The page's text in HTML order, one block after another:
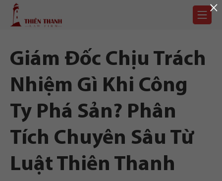
Chuyển
Trang
chủ
Giám Đốc Chịu Trách
Nhiệm Gì Khi Công
Ty Phá Sản? Phân
Tích Chuyên Sâu Từ
Luật Thiên Thanh
×